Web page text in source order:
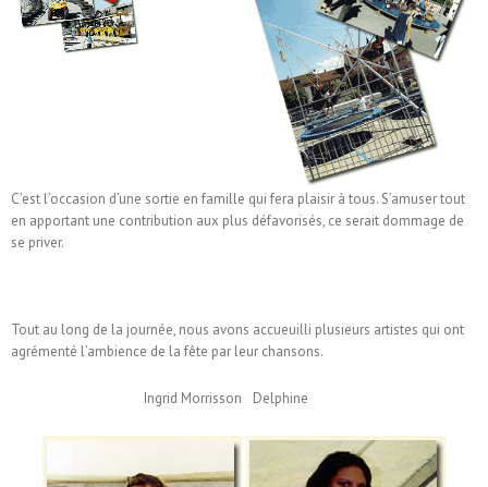
C’est l’occasion d’une sortie en famille qui fera plaisir à tous. S’amuser tout
en apportant une contribution aux plus défavorisés, ce serait dommage de
se priver.
Tout au long de la journée, nous avons accueuilli plusieurs artistes qui ont
agrémenté l’ambience de la fête par leur chansons.
Ingrid Morrisson Delphine